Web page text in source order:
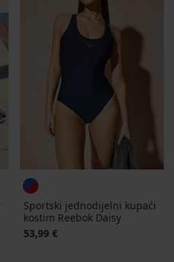
Sportski jednodijelni kupaći
kostim Reebok Daisy
53,99 €